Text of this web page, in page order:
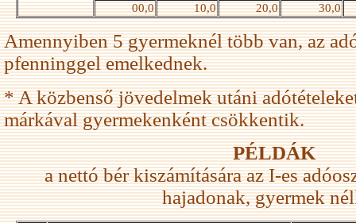
00,0
10,0 20,0 30,0
Amennyiben 5 gyermeknél több van, az
pfenninggel emelkednek.
* A közbenső jövedelmek utáni
márkával gyermekenként csökkentik.
PÉLDÁK
a nettó bér kiszámítására az I-es
hajadonak, gyermek